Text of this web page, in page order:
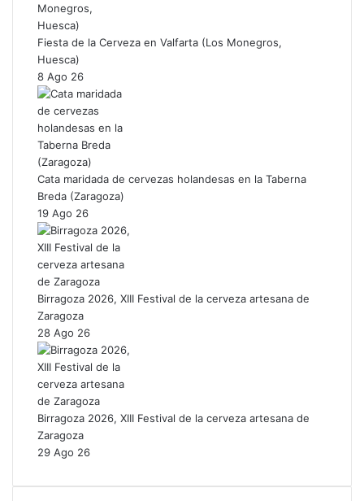
Fiesta de la Cerveza en Valfarta (Los Monegros,
Huesca)
8 Ago 26
Cata maridada de cervezas holandesas en la Taberna
Breda (Zaragoza)
19 Ago 26
Birragoza 2026, XIII Festival de la cerveza artesana de
Zaragoza
28 Ago 26
Birragoza 2026, XIII Festival de la cerveza artesana de
Zaragoza
29 Ago 26